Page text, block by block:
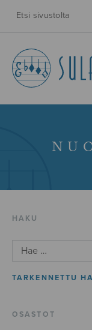
HAKU
TARKENNETTU
OSASTOT